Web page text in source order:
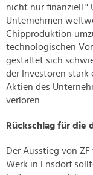
nicht nur finanziell."
Unternehmen
Chipproduktion
technologischen
gestaltet sich
der Investoren stark
Aktien des
verloren.
Rückschlag für die
Der Ausstieg von
Werk in Ensdorf